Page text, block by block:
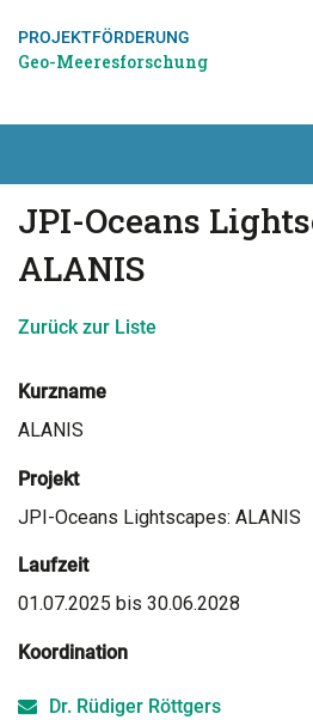
PROJEKTFÖRDERUNG
Geo-Meeresforschung
JPI-Oceans
ALANIS
Zurück zur Liste
Kurzname
ALANIS
Projekt
JPI-Oceans Lightscapes: ALANIS
Laufzeit
01.07.2025 bis 30.06.2028
Koordination
Dr. Rüdiger Röttgers